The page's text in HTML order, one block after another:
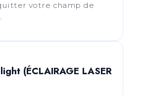
votre champ de
(ÉCLAIRAGE LASER